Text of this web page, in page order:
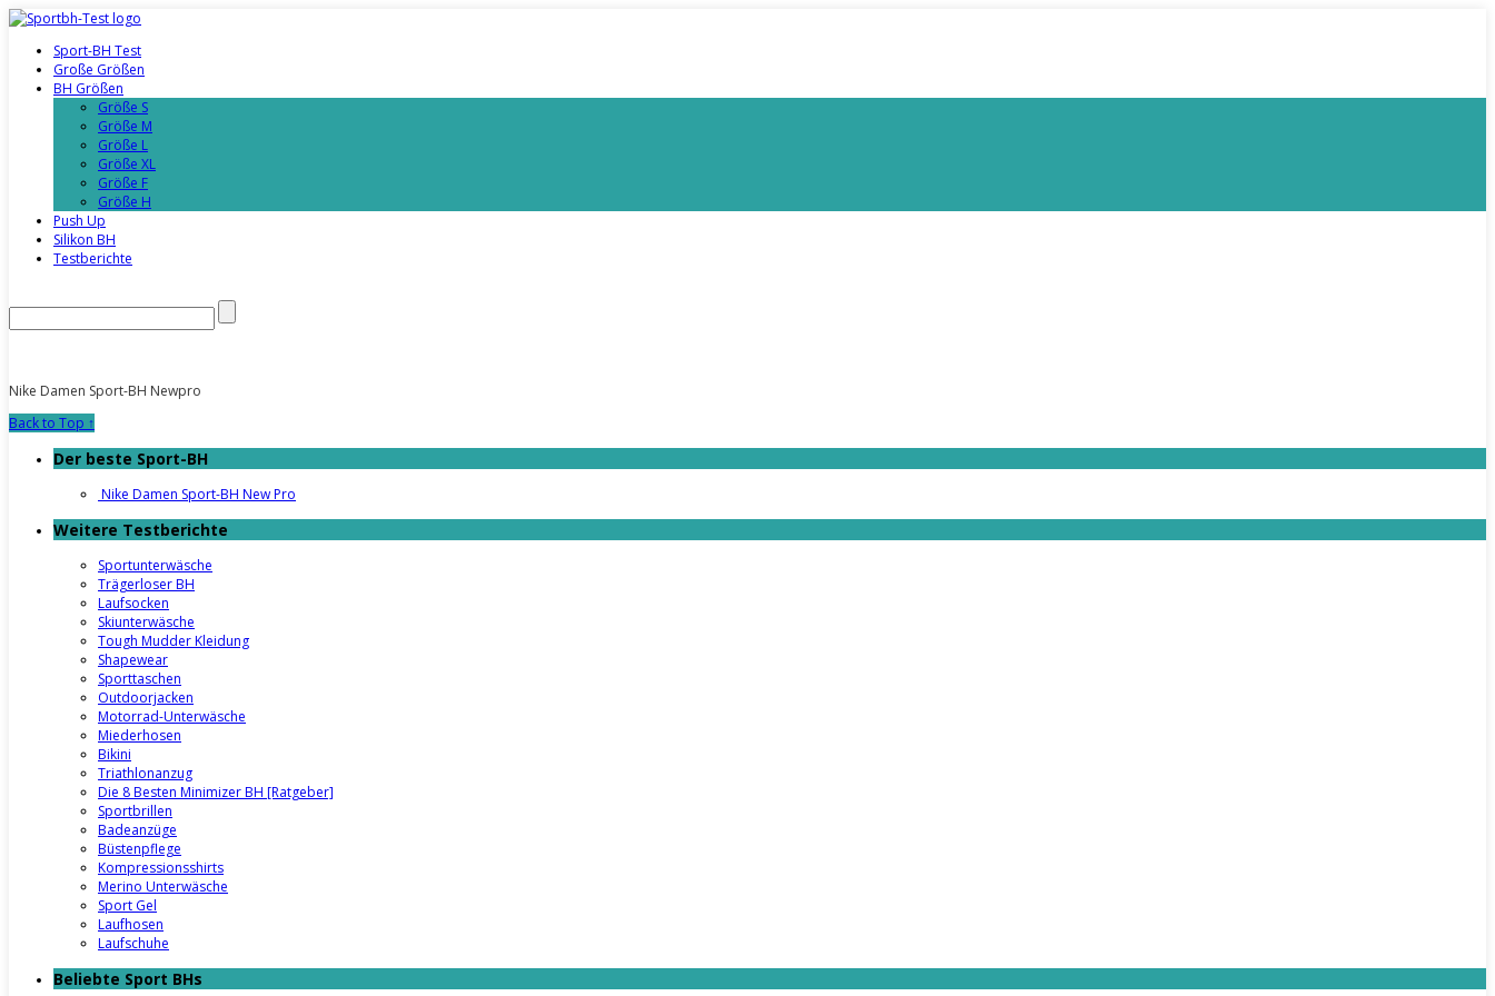
Sport-BH Test
Große Größen
BH Größen
Größe S
Größe M
Größe L
Größe XL
Größe F
Größe H
Push Up
Silikon BH
Testberichte
Nike Damen Sport-BH Newpro
Back to Top ↑
Der beste Sport-BH
Nike Damen Sport-BH New Pro
Weitere Testberichte
Sportunterwäsche
Trägerloser BH
Laufsocken
Skiunterwäsche
Tough Mudder Kleidung
Shapewear
Sporttaschen
Outdoorjacken
Motorrad-Unterwäsche
Miederhosen
Bikini
Triathlonanzug
Die 8 Besten Minimizer BH [Ratgeber]
Sportbrillen
Badeanzüge
Büstenpflege
Kompressionsshirts
Merino Unterwäsche
Sport Gel
Laufhosen
Laufschuhe
Beliebte Sport BHs